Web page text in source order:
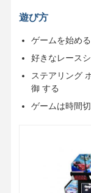
ホーム
遊び方
ゲームを始め
好きなレース
ステアリング
御 する
ゲームは時間